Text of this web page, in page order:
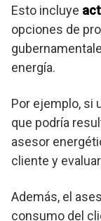
Esto incluye
opciones de
energía.
Por ejemplo, si
que podría
asesor
cliente y
Además, el
consumo del